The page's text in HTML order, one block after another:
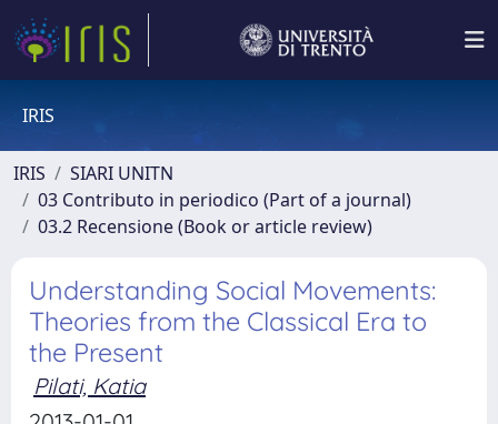
IRIS
IRIS
SIARI UNITN
03 Contributo in periodico (Part of a journal)
03.2 Recensione (Book or article review)
Understanding Social Movements:
Theories from the Classical Era to
the Present
Pilati, Katia